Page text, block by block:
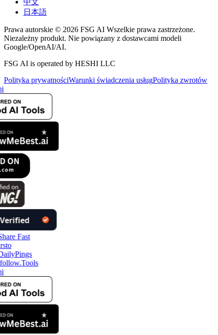
中文
日本語
Prawa autorskie © 2026 FSG AI Wszelkie prawa zastrzeżone.
Niezależny produkt. Nie powiązany z dostawcami modeli
Google/OpenAI/AI.
FSG AI is operated by HESHI LLC
Polityka prywatnościWarunki świadczenia usługPolityka zwrotów